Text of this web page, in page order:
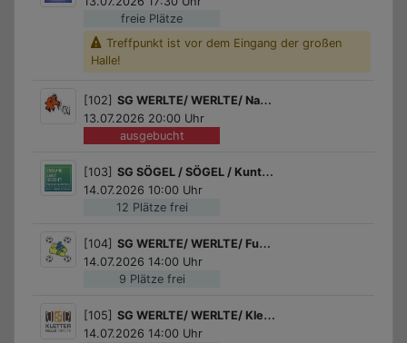
freie Plätze
Treffpunkt ist vor dem Eingang der großen
Halle!
ausgebucht
[102] SG WERLTE/ WERLTE/ Nacht im Schwimmbad mit der KJW
13.07.2026 20:00 Uhr
12 Plätze frei
[103] SG SÖGEL / SÖGEL / Kunterbunter Bastelspaß
14.07.2026 10:00 Uhr
9 Plätze frei
[104] SG WERLTE/ WERLTE/ Fußball für Jungs
14.07.2026 14:00 Uhr
[105] SG WERLTE/ WERLTE/ Kletterabenteuer in der Kletterhalle Werlte
14.07.2026 14:00 Uhr